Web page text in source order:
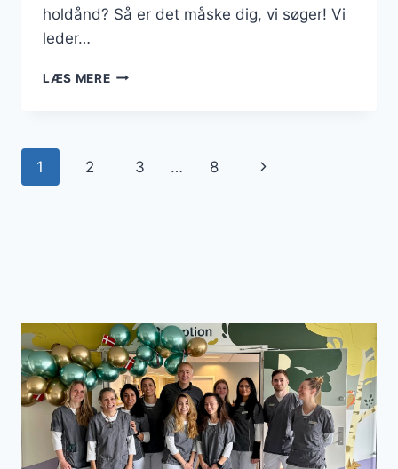
holdånd? Så er det måske dig, vi søger! Vi
leder…
LÆS MEREHERLEV
Side
1 2 3 … 8
Næste